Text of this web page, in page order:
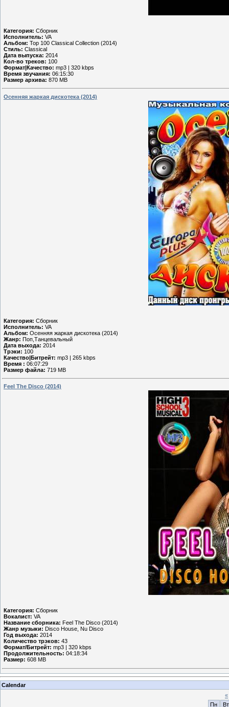
Категория: Сборник
Исполнитель: VA
Альбом: Top 100 Classical Collection (2014)
Стиль: Classical
Дата выпуска: 2014
Кол-во треков: 100
Формат|Качество: mp3 | 320 kbps
Время звучания: 06:15:30
Размер архива: 870 MB
Осенняя жаркая дискотека (2014)
Категория: Сборник
Исполнитель: VA
Альбом: Осенняя жаркая дискотека (2014)
Жанр: Поп,Танцевальный
Дата выхода: 2014
Трэки: 100
Качество|Битрейт: mp3 | 265 kbps
Время : 06:07:29
Размер файла: 719 MB
Fееl Thе Disсо (2014)
Категория: Сборник
Вокалист: VA
Название сборника: Fееl Thе Disсо (2014)
Жанр музыки: Disco House, Nu Disco
Год выхода: 2014
Количество трэков: 43
Формат/Битрейт: mp3 | 320 kbps
Продолжительность: 04:18:34
Размер: 608 MB
Calendar
«
Пн
Вт